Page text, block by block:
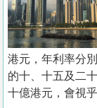
手
冊
關
於
我
港元，年利率分
的十、十五及二
十億港元，會視